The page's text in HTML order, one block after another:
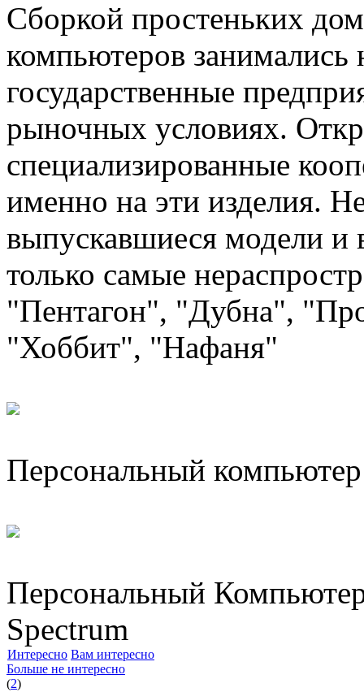
Сборкой простеньких
компьютеров занимались
государственные
рыночных условиях.
специализированные
именно на эти изделия.
выпускавшиеся модели и
только самые
"Пентагон", "Дубна",
"Хоббит", "Нафаня"
Персональный
Персональный
Spectrum
Интересно Вам интересно
Больше не интересно
(2)